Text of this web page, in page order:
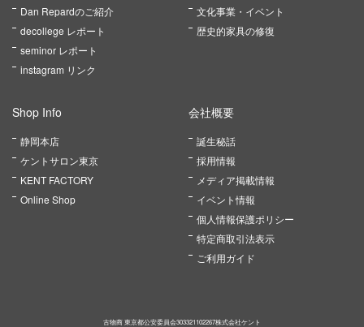
Dan Repardのご紹介
decollege レポート
seminor レポート
instagram リンク
文化事業・イベント
歴史的家具の修復
Shop Info
静岡本店
ケントサロン東京
KENT FACTORY
Online Shop
会社概要
誕生秘話
採用情報
メディア掲載情報
イベント情報
個人情報保護ポリシー
特定商取引法表示
ご利用ガイド
古物商 東京都公安委員会303321102267株式会社ケント